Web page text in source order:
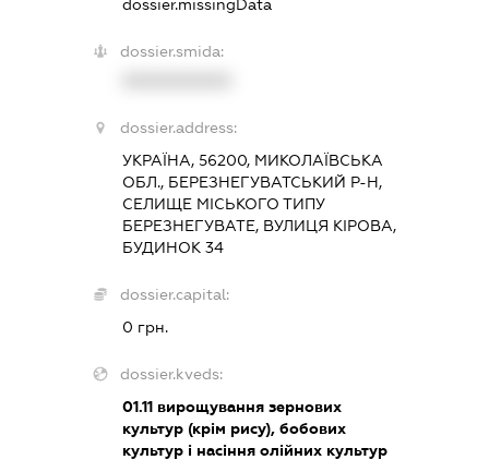
dossier.missingData
dossier.smida:
dossier.address:
УКРАЇНА, 56200, МИКОЛАЇВСЬКА
ОБЛ., БЕРЕЗНЕГУВАТСЬКИЙ Р-Н,
СЕЛИЩЕ МІСЬКОГО ТИПУ
БЕРЕЗНЕГУВАТЕ, ВУЛИЦЯ КІРОВА,
БУДИНОК 34
dossier.capital:
0 грн.
dossier.kveds:
01.11вирощування зернових
культур (крім рису), бобових
культур і насіння олійних культур